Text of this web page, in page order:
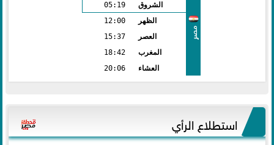
مصر
الشروق
05:19
الظهر
12:00
العصر
15:37
المغرب
18:42
العشاء
20:06
استطلاع الرأي